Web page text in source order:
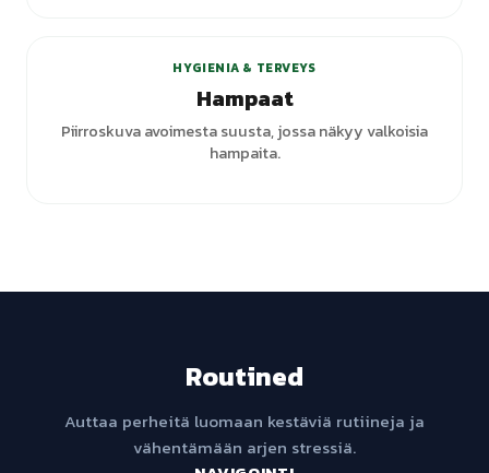
HYGIENIA & TERVEYS
Hampaat
Piirroskuva avoimesta suusta, jossa näkyy valkoisia
hampaita.
Routined
Auttaa perheitä luomaan kestäviä rutiineja ja
vähentämään arjen stressiä.